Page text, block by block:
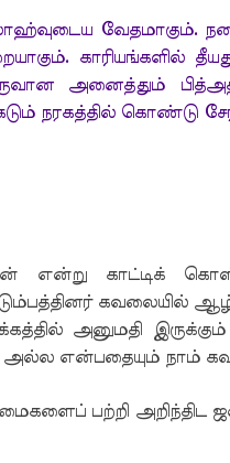
வேதமாகும்.
காரியங்களில்
உருவான அனைத்தும்
நரகத்தில் கொண்டு
என்று காட்டிக்
கவலையில்
அனுமதி
அல்ல என்பதையும் நாம்
பற்றி